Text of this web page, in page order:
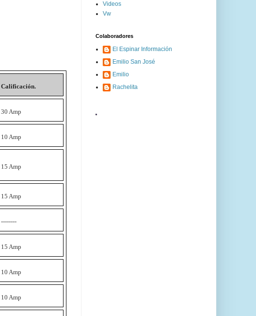
Calificación.
30 Amp
10 Amp
15 Amp
15 Amp
--------
15 Amp
10 Amp
10 Amp
Videos
Vw
Colaboradores
El Espinar Información
Emilio San José
Emilio
Rachelita